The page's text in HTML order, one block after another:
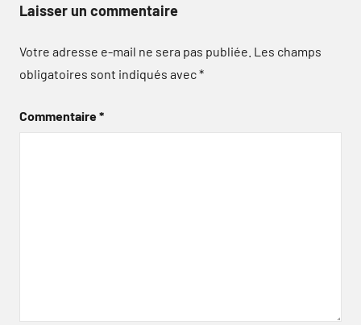
Laisser un commentaire
Votre adresse e-mail ne sera pas publiée. Les champs
obligatoires sont indiqués avec*
Commentaire*